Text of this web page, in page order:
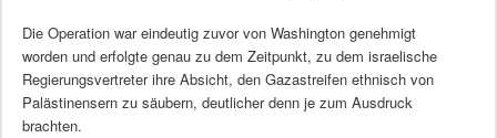
Die Operation war eindeutig zuvor von Washington genehmigt
worden und erfolgte genau zu dem Zeitpunkt, zu dem israelische
Regierungsvertreter ihre Absicht, den Gazastreifen ethnisch von
Palästinensern zu säubern, deutlicher denn je zum Ausdruck
brachten.